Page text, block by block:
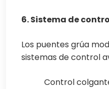
6. Sistema de
Los puentes grúa
sistemas de control
Control